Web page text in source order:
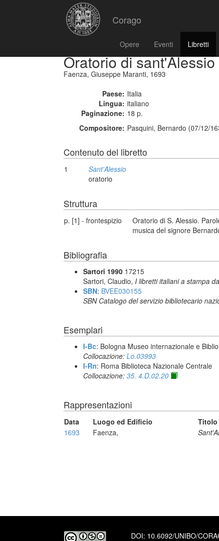
Corago
Opere Eventi Libretti
Oratorio di sant'Alessio
Faenza, Giuseppe Maranti, 1693
Paese: Italia
Lingua: italiano
Paginazione: 18 p.
Compositore: Pasquini, Bernardo (07/12/
Contenuto del libretto
1
Sant'Alessio
oratorio
Struttura
p. [1] - frontespizio
Oratorio di S. Alessio.
musica del signore
Bibliografia
Sartori 1990 17215
Sartori, Claudio, I libretti italiani a stampa
SBN: BVEE030155
SBN Catalogo del servizio bibliotecario
Esemplari
I-Bc: Bologna Museo internazionale e
Collocazione: Lo.03993
I-Rn: Roma Biblioteca Nazionale Centrale
Collocazione: 35. 4.D.02.20
Rappresentazioni
Data Luogo ed Edificio
Titolo
1693
Faenza,
DOI: 10.6092/UNIBO/